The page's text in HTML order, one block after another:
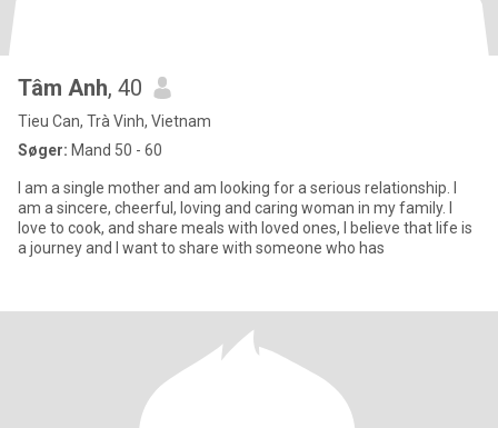
Tâm Anh, 40
Tieu Can, Trà Vinh, Vietnam
Søger: Mand 50 - 60
I am a single mother and am looking for a serious relationship. I
am a sincere, cheerful, loving and caring woman in my family. I
love to cook, and share meals with loved ones, I believe that life is
a journey and I want to share with someone who has